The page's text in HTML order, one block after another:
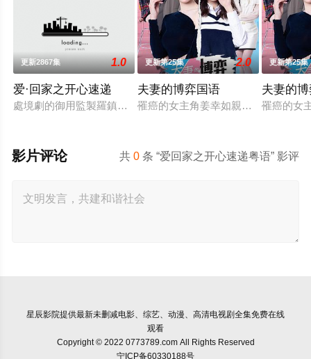
更新2867集 1.0
爱·回家之开心速递
處境劇的御用監製羅鎮岳已經準備開拍新一套處境劇，暫定叫
更新第25集 2.0
夫妻的博弈国语
罹癌的女主角姜幸如親眼目睹老公和
更新第25集
夫妻的
罹癌的女
共0 条 “爱回家之开心速递粤语” 影评
影片评论
星辰影院提供最新未删减电影、综艺、动漫、高清电视剧全集免费在线
观看
Copyright © 2022 0773789.com All Rights Reserved
宁ICP备60330188号